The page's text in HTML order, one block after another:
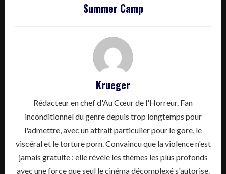
Summer Camp
Krueger
Rédacteur en chef d'Au Cœur de l'Horreur. Fan
inconditionnel du genre depuis trop longtemps pour
l'admettre, avec un attrait particulier pour le gore, le
viscéral et le torture porn. Convaincu que la violence n'est
jamais gratuite : elle révèle les thèmes les plus profonds
avec une force que seul le cinéma décomplexé s'autorise.